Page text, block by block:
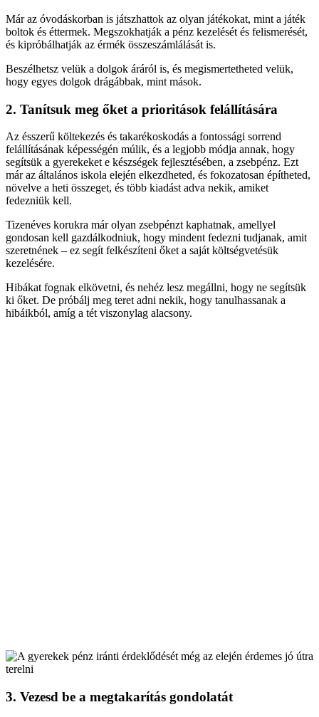
Már az óvodáskorban is játszhattok az olyan játékokat, mint a játék
boltok és éttermek. Megszokhatják a pénz kezelését és felismerését,
és kipróbálhatják az érmék összeszámlálását is.
Beszélhetsz velük a dolgok áráról is, és megismertetheted velük,
hogy egyes dolgok drágábbak, mint mások.
2. Tanítsuk meg őket a prioritások felállítására
Az ésszerű költekezés és takarékoskodás a fontossági sorrend
felállításának képességén múlik, és a legjobb módja annak, hogy
segítsük a gyerekeket e készségek fejlesztésében, a zsebpénz. Ezt
már az általános iskola elején elkezdheted, és fokozatosan építheted,
növelve a heti összeget, és több kiadást adva nekik, amiket
fedezniük kell.
Tizenéves korukra már olyan zsebpénzt kaphatnak, amellyel
gondosan kell gazdálkodniuk, hogy mindent fedezni tudjanak, amit
szeretnének – ez segít felkészíteni őket a saját költségvetésük
kezelésére.
Hibákat fognak elkövetni, és nehéz lesz megállni, hogy ne segítsük
ki őket. De próbálj meg teret adni nekik, hogy tanulhassanak a
hibáikból, amíg a tét viszonylag alacsony.
3. Vezesd be a megtakarítás gondolatát